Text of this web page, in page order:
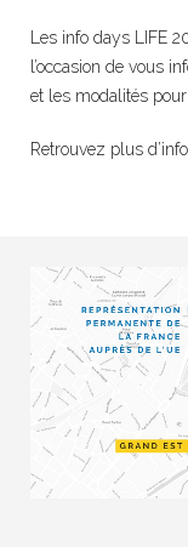
Les info days LIFE
l’occasion de vous
et les modalités
Retrouvez plus